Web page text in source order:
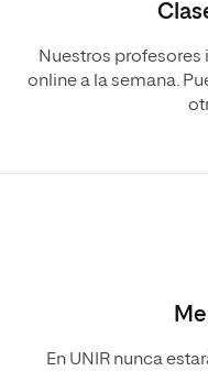
Nuestros profesores
online a la semana.
En UNIR nunca